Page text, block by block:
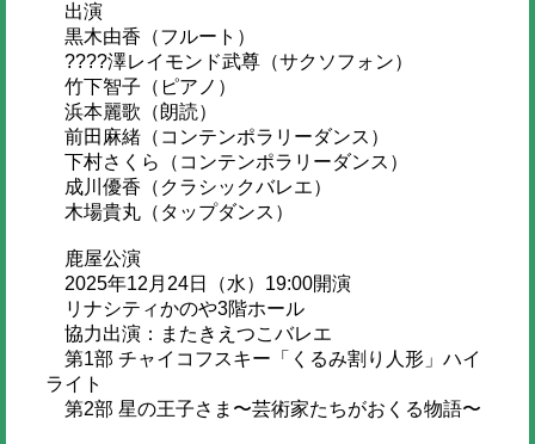
出演
黒木由香（フルート）
????澤レイモンド武尊（サクソフォン）
竹下智子（ピアノ）
浜本麗歌（朗読）
前田麻緒（コンテンポラリーダンス）
下村さくら（コンテンポラリーダンス）
成川優香（クラシックバレエ）
木場貴丸（タップダンス）
鹿屋公演
2025年12月24日（水）19:00開演
リナシティかのや3階ホール
協力出演：またきえつこバレエ
第1部 チャイコフスキー「くるみ割り人形」ハイ
ライト
第2部 星の王子さま〜芸術家たちがおくる物語〜